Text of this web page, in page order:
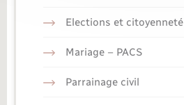
Elections et citoyenneté
Mariage – PACS
Parrainage civil